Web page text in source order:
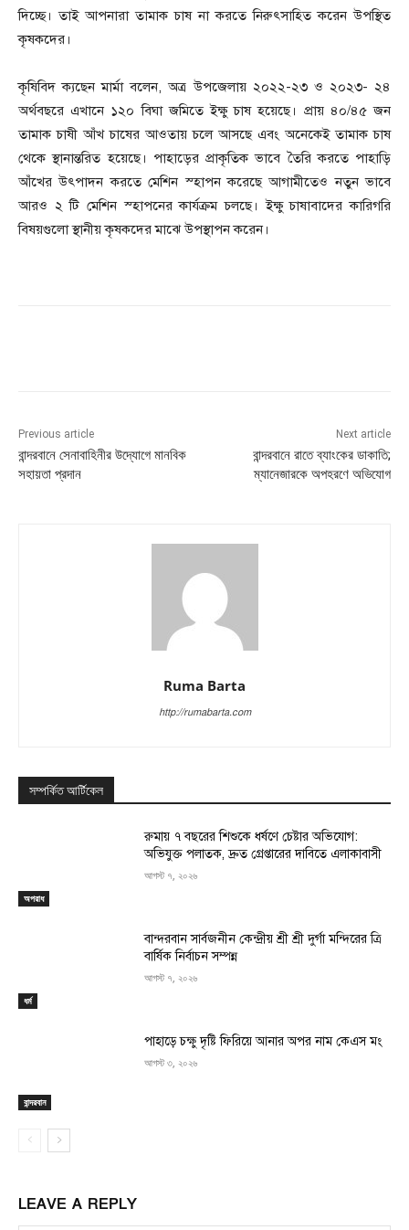
দিচ্ছে। তাই আপনারা তামাক চাষ না করতে নিরুৎসাহিত করেন উপস্থিত
কৃষকদের।
কৃষিবিদ ক্যছেন মার্মা বলেন, অত্র উপজেলায় ২০২২-২৩ ও ২০২৩- ২৪
অর্থবছরে এখানে ১২০ বিঘা জমিতে ইক্ষু চাষ হয়েছে। প্রায় ৪০/৪৫ জন
তামাক চাষী আঁখ চাষের আওতায় চলে আসছে এবং অনেকেই তামাক চাষ
থেকে স্থানান্তরিত হয়েছে। পাহাড়ের প্রাকৃতিক ভাবে তৈরি করতে পাহাড়ি
আঁখের উৎপাদন করতে মেশিন স্হাপন করেছে আগামীতেও নতুন ভাবে
আরও ২ টি মেশিন স্হাপনের কার্যক্রম চলছে। ইক্ষু চাষাবাদের কারিগরি
বিষয়গুলো স্থানীয় কৃষকদের মাঝে উপস্থাপন করেন।
Previous article
বান্দরবানে সেনাবাহিনীর উদ্যোগে মানবিক
সহায়তা প্রদান
Next article
বান্দরবানে রাতে ব্যাংকের ডাকাতি;
ম্যানেজারকে অপহরণে অভিযোগ
Ruma Barta
http://rumabarta.com
সম্পর্কিত আর্টিকেল
অপরাধ
রুমায় ৭ বছরের শিশুকে ধর্ষণে চেষ্টার অভিযোগ:
অভিযুক্ত পলাতক, দ্রুত গ্রেপ্তারের দাবিতে এলাকাবাসী
আগস্ট ৭, ২০২৬
ধর্ম
বান্দরবান সার্বজনীন কেন্দ্রীয় শ্রী শ্রী দুর্গা মন্দিরের ত্রি
বার্ষিক নির্বাচন সম্পন্ন
আগস্ট ৭, ২০২৬
বান্দরবান
পাহাড়ে চক্ষু দৃষ্টি ফিরিয়ে আনার অপর নাম কেএস মং
আগস্ট ৩, ২০২৬
LEAVE A REPLY